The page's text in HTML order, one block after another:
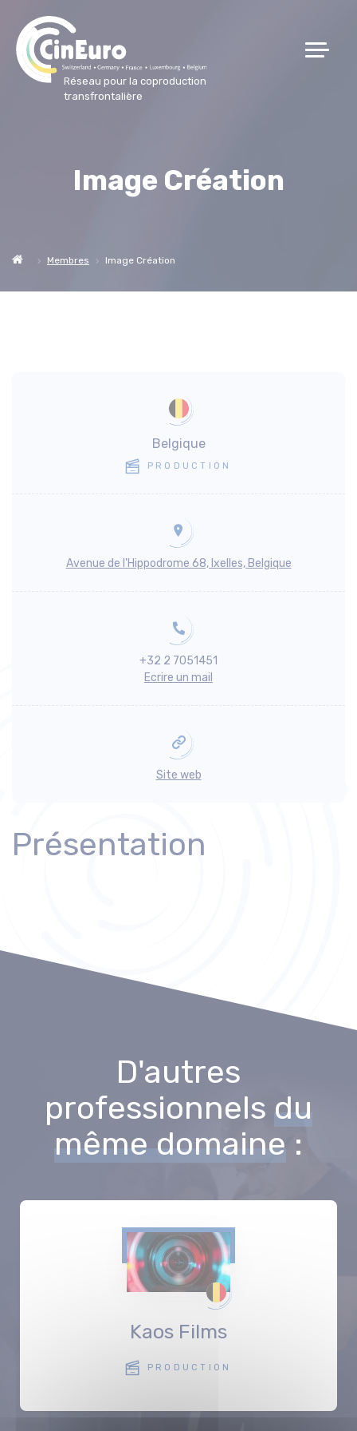
Réseau pour la coproduction
transfrontalière
Image Création
Membres Image Création
Belgique
PRODUCTION
Avenue de l'Hippodrome 68, Ixelles, Belgique
+32 2 7051451
Ecrire un mail
Site web
Présentation
D'autres
professionnels du
même domaine :
Kaos Films
PRODUCTION